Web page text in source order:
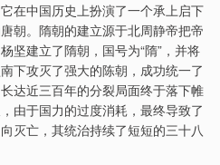
在中国历史上扮演了一个承上启下
朝。隋朝的建立源于北周静帝把帝
坚建立了隋朝，国号为“隋”，并将
下攻灭了强大的陈朝，成功统一了
达近三百年的分裂局面终于落下帷
由于国力的过度消耗，最终导致了
灭亡，其统治持续了短短的三十八